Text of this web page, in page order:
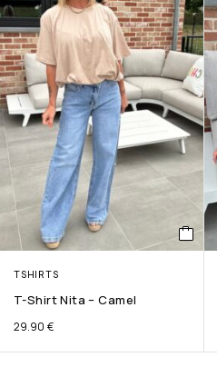
TSHIRTS
T-Shirt Nita – Camel
29.90 €